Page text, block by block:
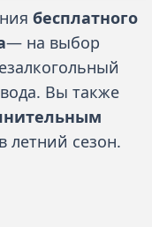
бесплатного
— на выбор
Вы также
в летний сезон.